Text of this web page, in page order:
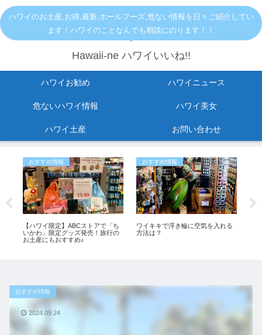
ハワイのお土産,お得,最新,ホールフーズ,危ない情報を日々ご紹介してい
ます！ハワイのことなんでも相談にのります！！
Hawaii-ne ハワイいいね!!
ハワイお勧め ハワイニュース
危ないハワイ情報 ハワイ美女
ハワイ土産 お問い合わせ
おすすめ情報
【ハワイ限定】ABCストアで「ち
いかわ」限定グッズ発売！旅行の
お土産にもおすすめ♪
おすすめ情報
ワイキキで浮き輪に空気を入れる
方法は？
おすすめ情報
2024.09.24